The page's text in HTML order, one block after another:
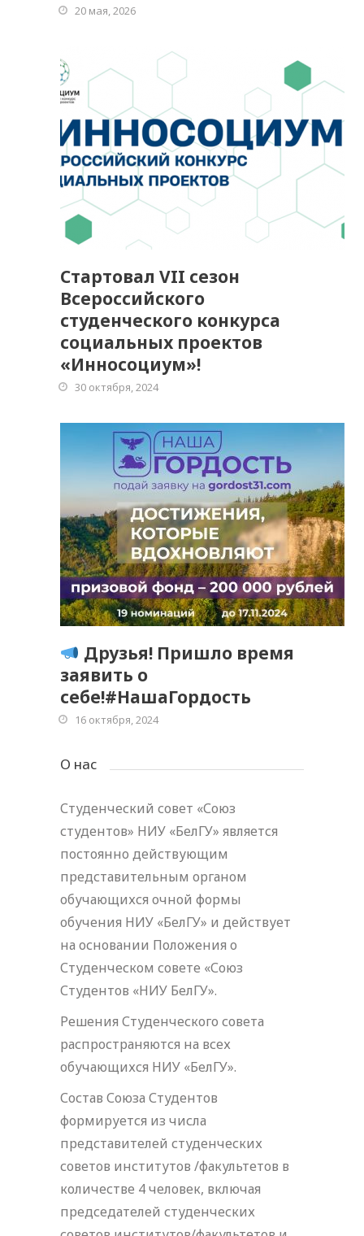
20 мая, 2026
Стартовал VII сезон
Всероссийского
студенческого конкурса
социальных проектов
«Инносоциум»!
30 октября, 2024
Друзья! Пришло время
заявить о
себе!#НашаГордость
16 октября, 2024
О нас
Студенческий совет «Союз
студентов» НИУ «БелГУ» является
постоянно действующим
представительным органом
обучающихся очной формы
обучения НИУ «БелГУ» и действует
на основании Положения о
Студенческом совете «Союз
Студентов «НИУ БелГУ».
Решения Студенческого совета
распространяются на всех
обучающихся НИУ «БелГУ».
Состав Союза Студентов
формируется из числа
представителей студенческих
советов институтов /факультетов в
количестве 4 человек, включая
председателей студенческих